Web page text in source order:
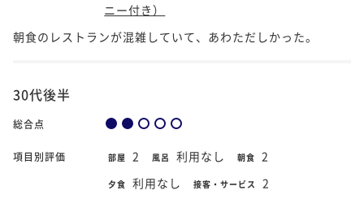
ニー付き）
朝食のレストランが混雑していて、あわただしかった。
30代後半
総合点
項目別評価 部屋 2 風呂 利用なし 朝食 2
夕食 利用なし 接客・サービス 2